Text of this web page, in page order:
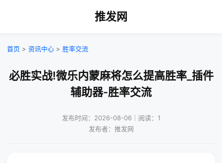
推发网
首页 > 资讯中心 > 胜率交流
必胜实战!微乐内蒙麻将怎么提高胜率_插件
辅助器-胜率交流
发布时间：2026-08-06｜阅读：1
发布者：推发网